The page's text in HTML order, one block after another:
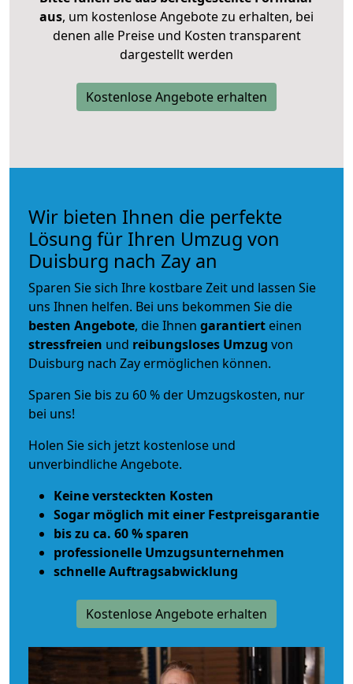
aus, um kostenlose Angebote zu erhalten, bei
denen alle Preise und Kosten transparent
dargestellt werden
Kostenlose Angebote erhalten
Wir bieten Ihnen die perfekte
Lösung für Ihren Umzug von
Duisburg nach Zay an
Sparen Sie sich Ihre kostbare Zeit und lassen Sie
uns Ihnen helfen. Bei uns bekommen Sie die
besten Angebote, die Ihnen garantiert einen
stressfreien und reibungsloses Umzug von
Duisburg nach Zay ermöglichen können.
Sparen Sie bis zu 60 % der Umzugskosten, nur
bei uns!
Holen Sie sich jetzt kostenlose und
unverbindliche Angebote.
Keine versteckten Kosten
Sogar möglich mit einer Festpreisgarantie
bis zu ca. 60 % sparen
professionelle Umzugsunternehmen
schnelle Auftragsabwicklung
Kostenlose Angebote erhalten